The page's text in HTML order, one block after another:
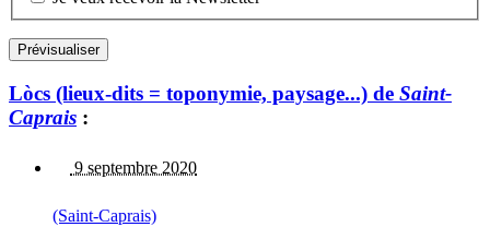
Lòcs (lieux-dits = toponymie, paysage...) de Saint-
Caprais :
9 septembre 2020
(Saint-Caprais)